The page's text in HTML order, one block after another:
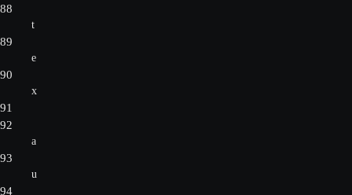
88
t
89
e
90
x
91
92
a
93
u
94